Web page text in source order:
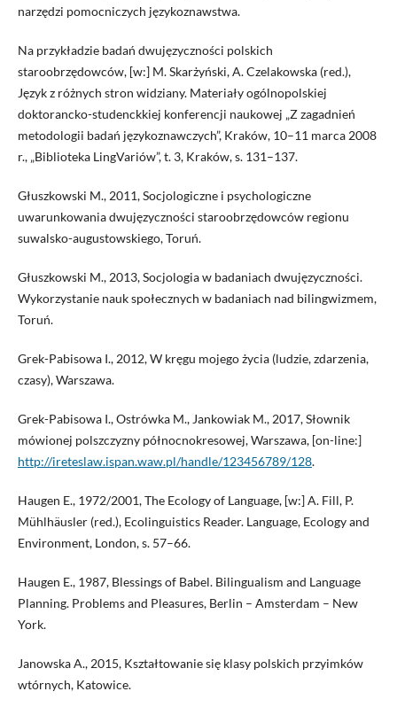
narzędzi pomocniczych językoznawstwa.
Na przykładzie badań dwujęzyczności polskich
staroobrzędowców, [w:] M. Skarżyński, A. Czelakowska (red.),
Język z różnych stron widziany. Materiały ogólnopolskiej
doktorancko-studenckkiej konferencji naukowej „Z zagadnień
metodologii badań językoznawczych”, Kraków, 10–11 marca 2008
r., „Biblioteka LingVariów”, t. 3, Kraków, s. 131–137.
Głuszkowski M., 2011, Socjologiczne i psychologiczne
uwarunkowania dwujęzyczności staroobrzędowców regionu
suwalsko-augustowskiego, Toruń.
Głuszkowski M., 2013, Socjologia w badaniach dwujęzyczności.
Wykorzystanie nauk społecznych w badaniach nad bilingwizmem,
Toruń.
Grek-Pabisowa I., 2012, W kręgu mojego życia (ludzie, zdarzenia,
czasy), Warszawa.
Grek-Pabisowa I., Ostrówka M., Jankowiak M., 2017, Słownik
mówionej polszczyzny północnokresowej, Warszawa, [on-line:]
http://ireteslaw.ispan.waw.pl/handle/123456789/128.
Haugen E., 1972/2001, The Ecology of Language, [w:] A. Fill, P.
Mühlhäusler (red.), Ecolinguistics Reader. Language, Ecology and
Environment, London, s. 57–66.
Haugen E., 1987, Blessings of Babel. Bilingualism and Language
Planning. Problems and Pleasures, Berlin – Amsterdam – New
York.
Janowska A., 2015, Kształtowanie się klasy polskich przyimków
wtórnych, Katowice.